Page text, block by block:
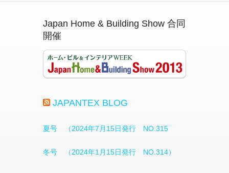
Japan Home & Building Show 合同
開催
JAPANTEX BLOG
夏号 （2024年7月15日発行 NO.315
冬号 （2024年1月15日発行 NO.314）